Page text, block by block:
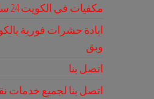
مكفيات في الكويت 24 ساعة
ابادة حشرات فورية
وبق
اتصل بنا
اتصل بنا لجميع خدمات